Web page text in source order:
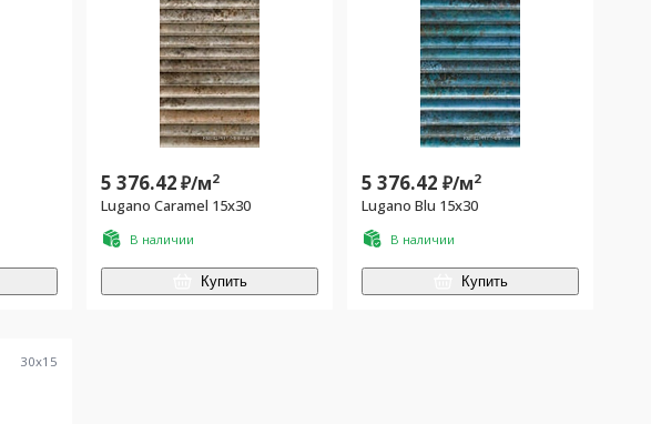
5 376.42₽/м2
Lugano Caramel 15x30
В наличии
Купить
5 376.42 ₽/м2
Lugano Blu 15x30
В наличии
Купить
30x15